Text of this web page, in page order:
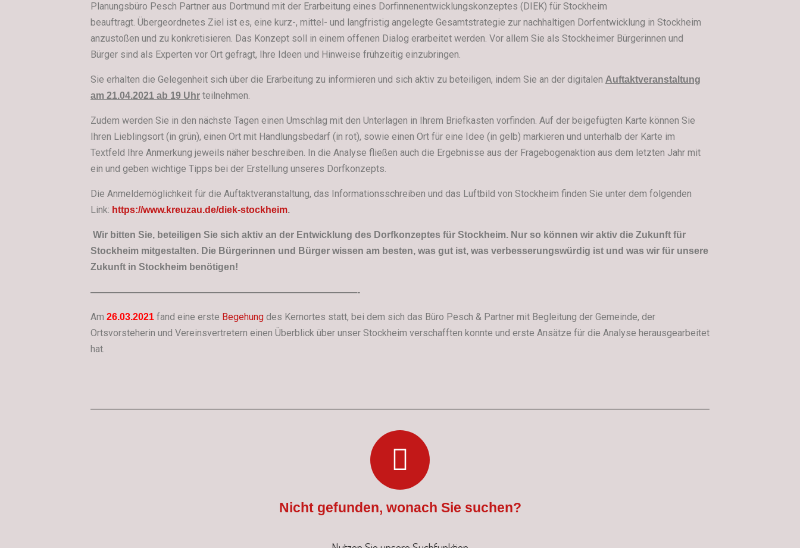
Planungsbüro Pesch Partner aus Dortmund mit der Erarbeitung eines Dorfinnenentwicklungskonzeptes (DIEK) für Stockheim
beauftragt. Übergeordnetes Ziel ist es, eine kurz-, mittel- und langfristig angelegte Gesamtstrategie zur nachhaltigen Dorfentwicklung in Stockheim
anzustoßen und zu konkretisieren. Das Konzept soll in einem offenen Dialog erarbeitet werden. Vor allem Sie als Stockheimer Bürgerinnen und
Bürger sind als Experten vor Ort gefragt, Ihre Ideen und Hinweise frühzeitig einzubringen.
Sie erhalten die Gelegenheit sich über die Erarbeitung zu informieren und sich aktiv zu beteiligen, indem Sie an der digitalen Auftaktveranstaltung
am 21.04.2021 ab 19 Uhr teilnehmen.
Zudem werden Sie in den nächste Tagen einen Umschlag mit den Unterlagen in Ihrem Briefkasten vorfinden. Auf der beigefügten Karte können Sie
Ihren Lieblingsort (in grün), einen Ort mit Handlungsbedarf (in rot), sowie einen Ort für eine Idee (in gelb) markieren und unterhalb der Karte im
Textfeld Ihre Anmerkung jeweils näher beschreiben. In die Analyse fließen auch die Ergebnisse aus der Fragebogenaktion aus dem letzten Jahr mit
ein und geben wichtige Tipps bei der Erstellung unseres Dorfkonzepts.
Die Anmeldemöglichkeit für die Auftaktveranstaltung, das Informationsschreiben und das Luftbild von Stockheim finden Sie unter dem folgenden
Link: https://www.kreuzau.de/diek-stockheim.
Wir bitten Sie, beteiligen Sie sich aktiv an der Entwicklung des Dorfkonzeptes für Stockheim. Nur so können wir aktiv die Zukunft für
Stockheim mitgestalten. Die Bürgerinnen und Bürger wissen am besten, was gut ist, was verbesserungswürdig ist und was wir für unsere
Zukunft in Stockheim benötigen!
————————————————————————————-
Am 26.03.2021 fand eine erste Begehung des Kernortes statt, bei dem sich das Büro Pesch & Partner mit Begleitung der Gemeinde, der
Ortsvorsteherin und Vereinsvertretern einen Überblick über unser Stockheim verschafften konnte und erste Ansätze für die Analyse herausgearbeitet
hat.
Nicht gefunden, wonach Sie suchen?